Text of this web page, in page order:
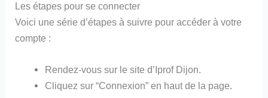
Les étapes pour se connecter
Voici une série d’étapes à suivre pour accéder à votre
compte :
Rendez-vous sur le site d’Iprof Dijon.
Cliquez sur “Connexion” en haut de la page.